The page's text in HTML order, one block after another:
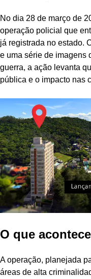
No dia 28 de março de
operação policial que
já registrada no estado.
e uma série de imagens
guerra, a ação levanta
pública e o impacto nas
O que
A operação, planejada
áreas de alta